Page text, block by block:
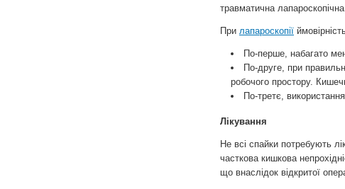
травматична лапароскопічна
При лапароскопії
По-перше, набагато
По-друге, при
робочого простору.
По-третє,
Лікування
Не всі спайки потребують
часткова кишкова
що внаслідок відкритої